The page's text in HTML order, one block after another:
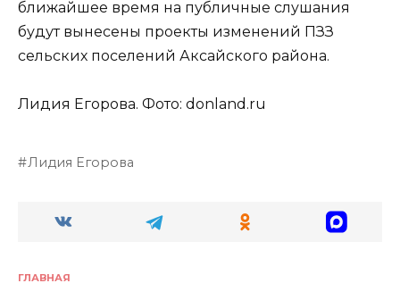
ближайшее время на публичные слушания
будут вынесены проекты изменений ПЗЗ
сельских поселений Аксайского района.
Лидия Егорова. Фото: donland.ru
Лидия Егорова
ГЛАВНАЯ